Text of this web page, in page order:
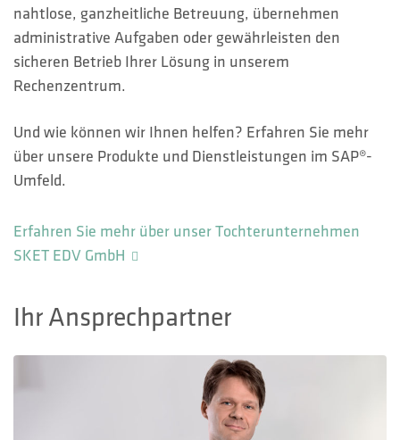
nahtlose, ganzheitliche Betreuung, übernehmen
administrative Aufgaben oder gewährleisten den
sicheren Betrieb Ihrer Lösung in unserem
Rechenzentrum.
Und wie können wir Ihnen helfen? Erfahren Sie mehr
über unsere Produkte und Dienstleistungen im SAP®-
Umfeld.
Erfahren Sie mehr über unser Tochterunternehmen
SKET EDV GmbH
Ihr Ansprechpartner